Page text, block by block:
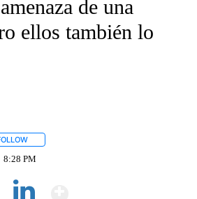
de una
ellos también lo
8:28 PM